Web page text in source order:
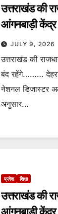
उत्तराखंड की
आंगनबाड़ी केंद्र
JULY 9, 2026
उत्तराखंड की
बंद रहेंगे………
नेशनल डिजास्टर
अनुसार…
प्रदेश शिक्षा
उत्तराखंड की